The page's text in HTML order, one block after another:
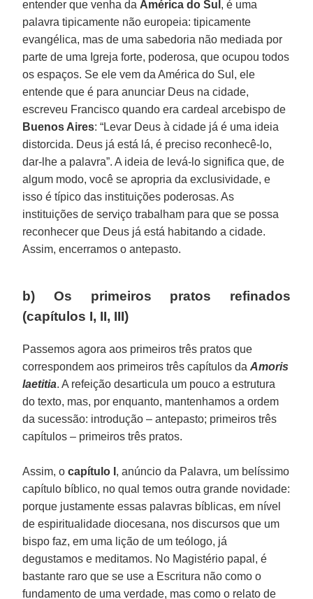
entender que venha da América do Sul , é uma
palavra tipicamente não europeia: tipicamente
evangélica, mas de uma sabedoria não mediada por
parte de uma Igreja forte, poderosa, que ocupou todos
os espaços. Se ele vem da América do Sul, ele
entende que é para anunciar Deus na cidade,
escreveu Francisco quando era cardeal arcebispo de
Buenos Aires: “Levar Deus à cidade já é uma ideia
distorcida. Deus já está lá, é preciso reconhecê-lo,
dar-lhe a palavra”. A ideia de levá-lo significa que, de
algum modo, você se apropria da exclusividade, e
isso é típico das instituições poderosas. As
instituições de serviço trabalham para que se possa
reconhecer que Deus já está habitando a cidade.
Assim, encerramos o antepasto.
b) Os primeiros pratos refinados
(capítulos I, II, III)
Passemos agora aos primeiros três pratos que
correspondem aos primeiros três capítulos daAmoris
laetitia. A refeição desarticula um pouco a estrutura
do texto, mas, por enquanto, mantenhamos a ordem
da sucessão: introdução – antepasto; primeiros três
capítulos – primeiros três pratos.
Assim, ocapítulo I , anúncio da Palavra, um belíssimo
capítulo bíblico, no qual temos outra grande novidade:
porque justamente essas palavras bíblicas, em nível
de espiritualidade diocesana, nos discursos que um
bispo faz, em uma lição de um teólogo, já
degustamos e meditamos. No Magistério papal, é
bastante raro que se use a Escritura não como o
fundamento de uma verdade, mas como o relato de